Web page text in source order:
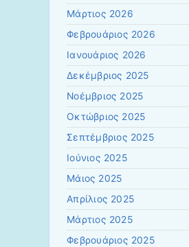
Μάρτιος 2026
Φεβρουάριος 2026
Ιανουάριος 2026
Δεκέμβριος 2025
Νοέμβριος 2025
Οκτώβριος 2025
Σεπτέμβριος 2025
Ιούνιος 2025
Μάιος 2025
Απρίλιος 2025
Μάρτιος 2025
Φεβρουάριος 2025